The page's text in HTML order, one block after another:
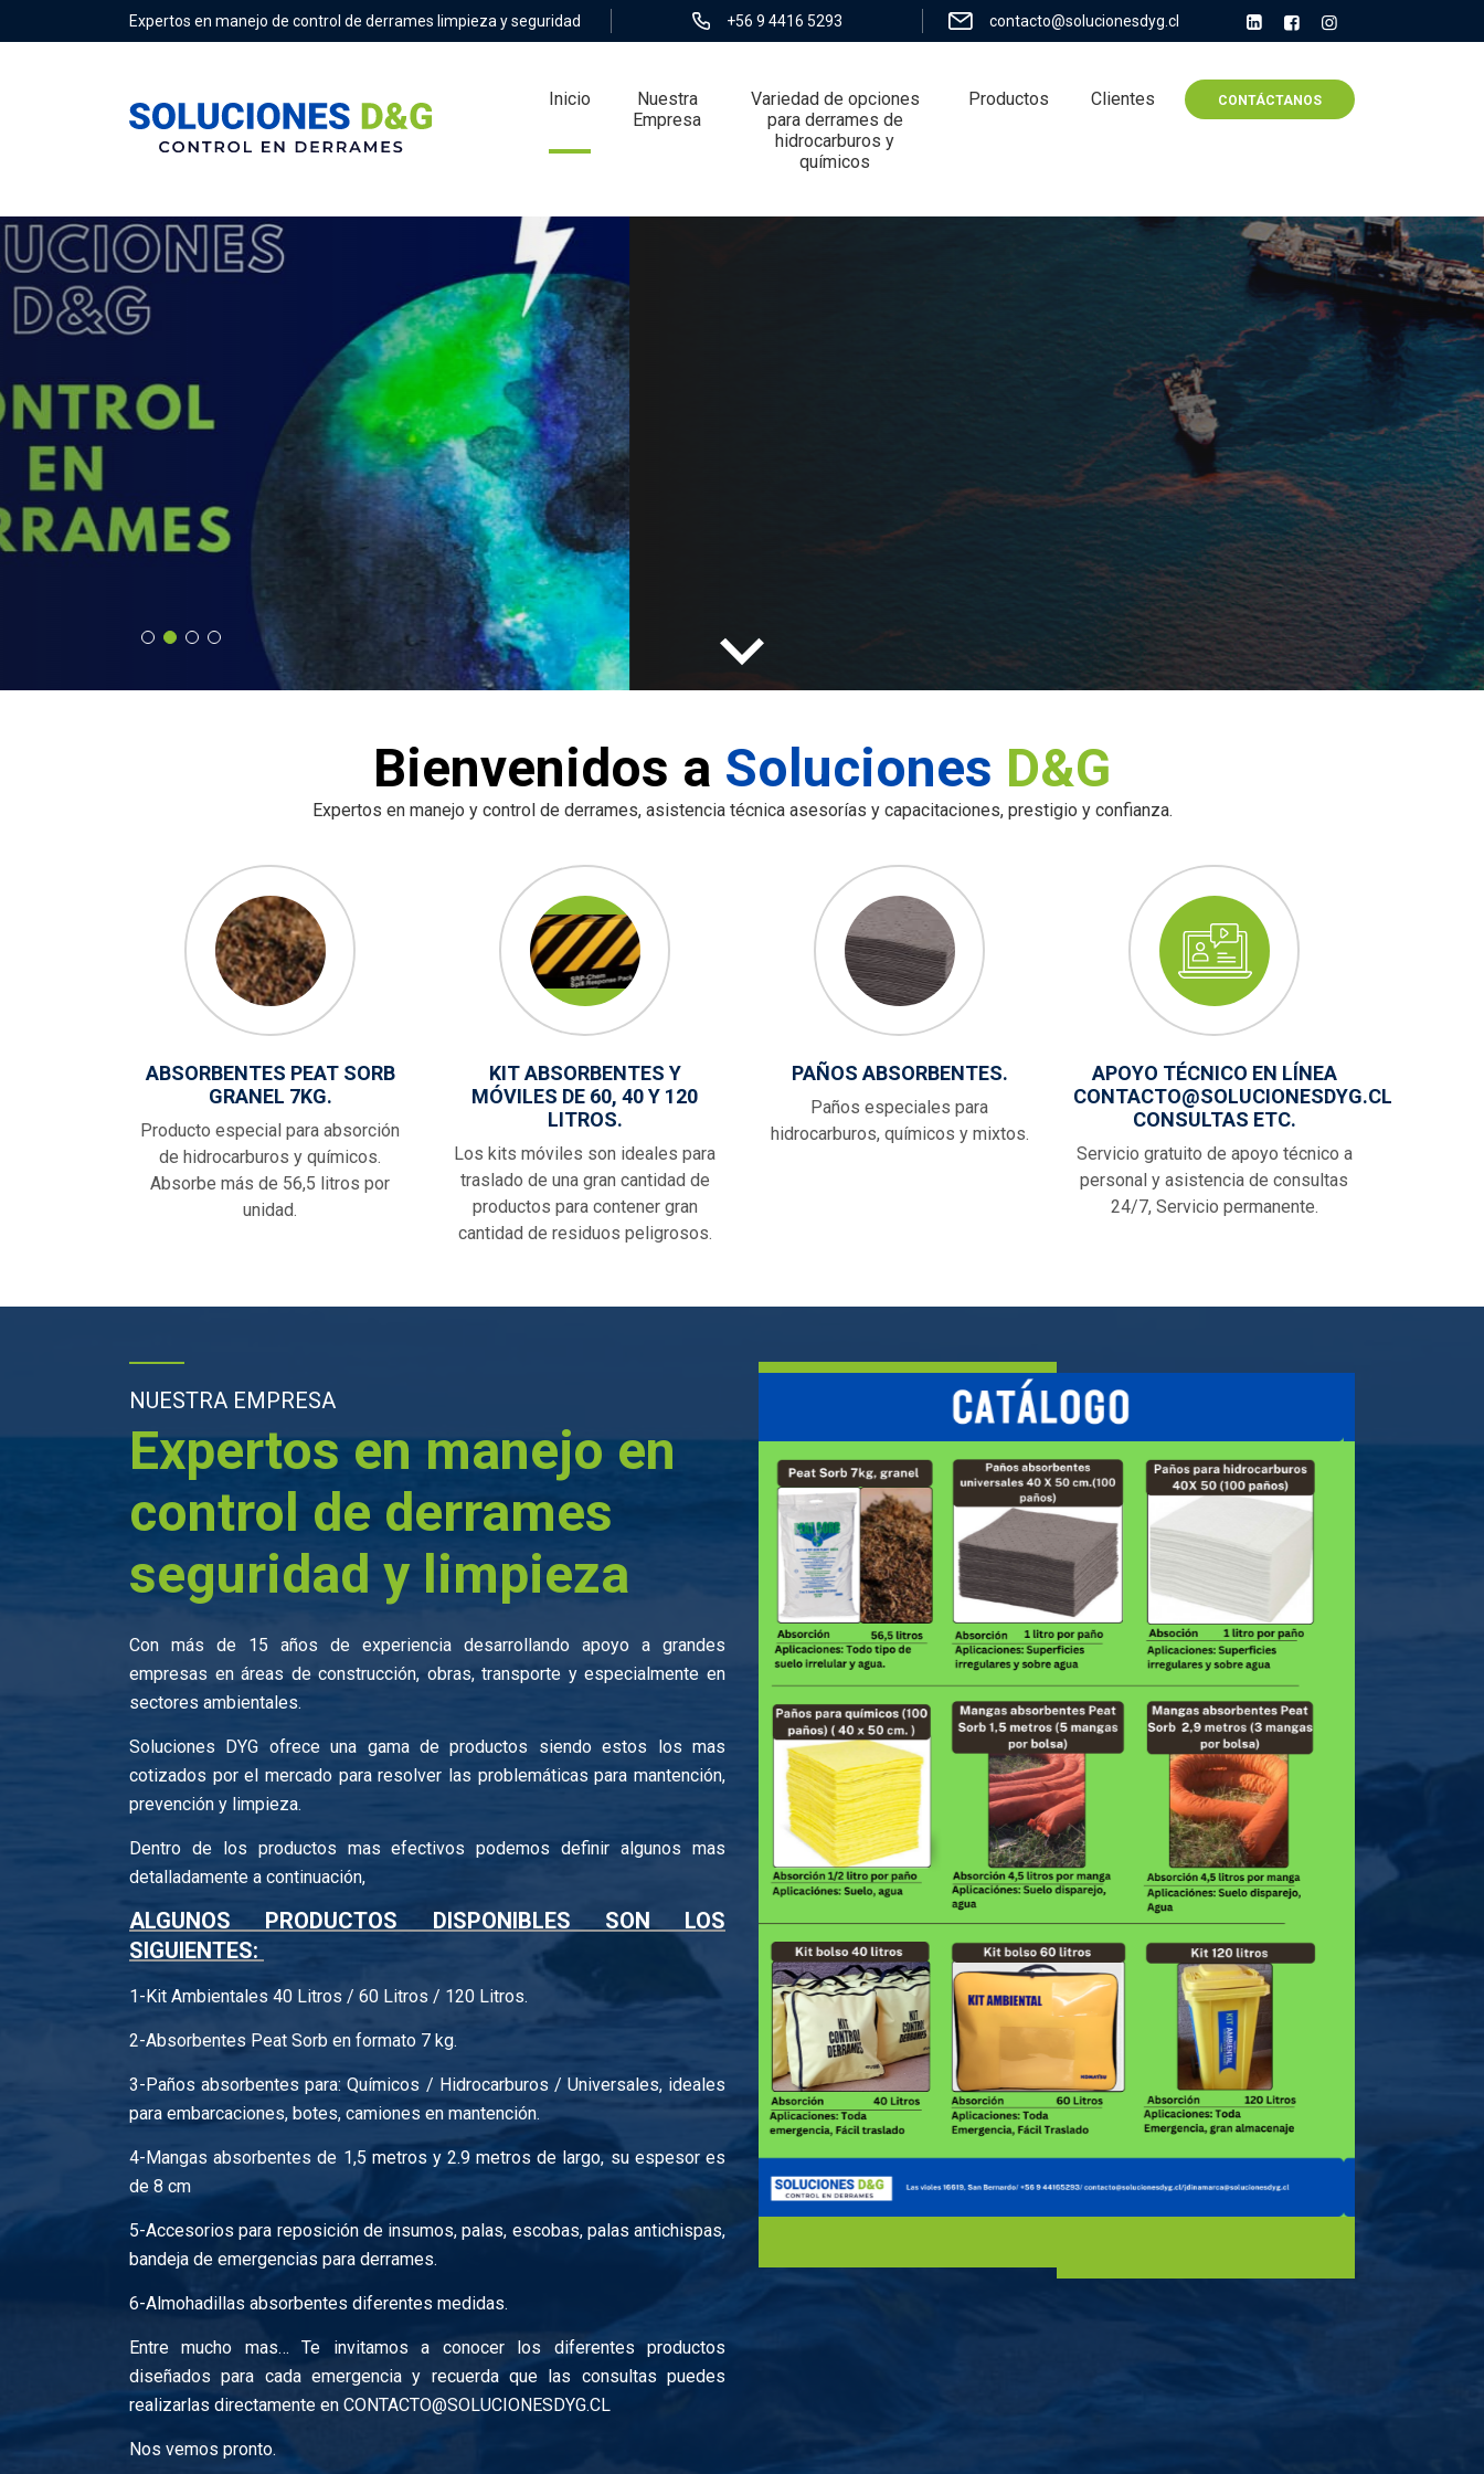
Expertos en manejo de control de derrames limpieza y seguridad +56 9 4416 5293 contacto@solucionesdyg.cl
Inicio
Nuestra
Empresa
Variedad de opciones
para derrames de
hidrocarburos y
químicos
Productos Clientes CONTÁCTANOS
Seguridad y limpieza profesional
Te invito a conocer los siguientes elementos de seguridad y
limpieza: Trajes profesionales para protección en derrames,
guantes profesionales , lentes de seguridad, jabón mecánico limpia
manos, zapatos de seguridad, mascarillas, entre muchos mas...
KIT AMBIENTAL 40 LITROS
Los kits de 40 litros son esenciales para para llevar en vehículos,
son compactos y permiten ser trasladados hacia cualquier lugar.
Este kit, cuenta con todo lo necesario para contener un derrame de
Bienvenidos a Soluciones D&G
Expertos en manejo y control de derrames, asistencia técnica asesorías y capacitaciones, prestigio y confianza.
ABSORBENTES PEAT SORB
GRANEL 7KG.
Producto especial para absorción
de hidrocarburos y químicos.
Absorbe más de 56,5 litros por
unidad.
KIT ABSORBENTES Y
MÓVILES DE 60, 40 Y 120
LITROS.
Los kits móviles son ideales para
traslado de una gran cantidad de
productos para contener gran
cantidad de residuos peligrosos.
PAÑOS ABSORBENTES.
Paños especiales para
hidrocarburos, químicos y mixtos.
APOYO TÉCNICO EN LÍNEA
CONTACTO@SOLUCIONESDYG.CL
CONSULTAS ETC.
Servicio gratuito de apoyo técnico a
personal y asistencia de consultas
24/7, Servicio permanente.
NUESTRA EMPRESA
Expertos en manejo en
control de derrames
seguridad y limpieza
Con más de 15 años de experiencia desarrollando apoyo a grandes
empresas en áreas de construcción, obras, transporte y especialmente en
sectores ambientales.
Soluciones DYG ofrece una gama de productos siendo estos los mas
cotizados por el mercado para resolver las problemáticas para mantención,
prevención y limpieza.
Dentro de los productos mas efectivos podemos definir algunos mas
detalladamente a continuación,
ALGUNOS PRODUCTOS DISPONIBLES SON LOS
SIGUIENTES:
1-Kit Ambientales 40 Litros / 60 Litros / 120 Litros.
2-Absorbentes Peat Sorb en formato 7 kg.
3-Paños absorbentes para: Químicos / Hidrocarburos / Universales, ideales
para embarcaciones, botes, camiones en mantención.
4-Mangas absorbentes de 1,5 metros y 2.9 metros de largo, su espesor es
de 8 cm
5-Accesorios para reposición de insumos, palas, escobas, palas antichispas,
bandeja de emergencias para derrames.
6-Almohadillas absorbentes diferentes medidas.
Entre mucho mas… Te invitamos a conocer los diferentes productos
diseñados para cada emergencia y recuerda que las consultas puedes
realizarlas directamente en CONTACTO@SOLUCIONESDYG.CL
Nos vemos pronto.